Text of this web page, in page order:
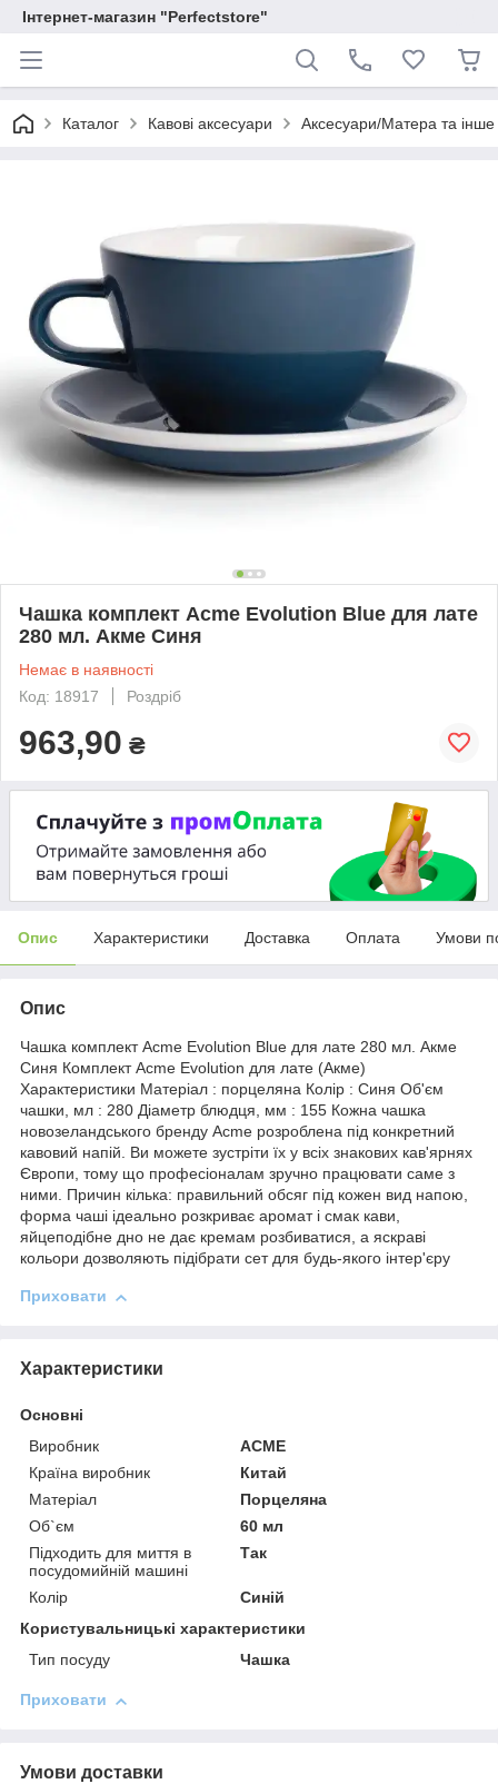
Інтернет-магазин "Perfectstore"
Каталог Кавові аксесуари Аксесуари/Матера та інше
Чашка комплект Acme Evolution Blue для лате
280 мл. Акме Синя
Немає в наявності
Код: 18917
Роздріб
963,90 ₴
Опис Характеристики Доставка Оплата Умови
Опис
Чашка комплект Acme Evolution Blue для лате 280 мл. Акме
Синя Комплект Acme Evolution для лате (Акме)
Характеристики Матеріал : порцеляна Колір : Синя Об'єм
чашки, мл : 280 Діаметр блюдця, мм : 155 Кожна чашка
новозеландського бренду Acme розроблена під конкретний
кавовий напій. Ви можете зустріти їх у всіх знакових кав'ярнях
Європи, тому що професіоналам зручно працювати саме з
ними. Причин кілька: правильний обсяг під кожен вид напою,
форма чаші ідеально розкриває аромат і смак кави,
яйцеподібне дно не дає кремам розбиватися, а яскраві
кольори дозволяють підібрати сет для будь-якого інтер'єру
Приховати
Характеристики
Основні
Виробник
ACME
Країна виробник
Китай
Матеріал
Порцеляна
Об`єм
60 мл
Підходить для миття в
посудомийній машині
Так
Колір
Синій
Користувальницькі характеристики
Тип посуду
Чашка
Приховати
Умови доставки